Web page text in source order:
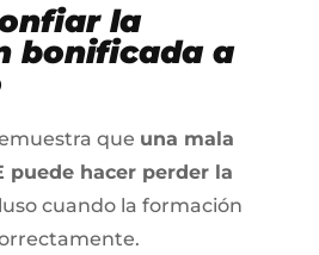
la
bonificada a
que una mala
puede hacer perder la
cuando la formación